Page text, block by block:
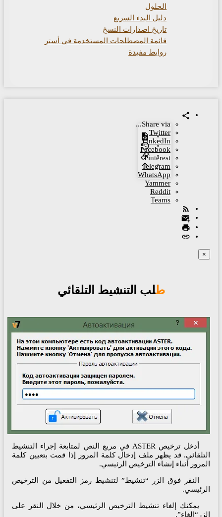
الحلول
دليل البدء السريع
تاريخ اصدارات النسخ
قائمة المصطلحات المستخدمة في أستر
روابط مفيدة
Share via...
Twitter
LinkedIn
Facebook
Pinterest
Telegram
WhatsApp
Yammer
Reddit
Teams
طلب التنشيط التلقائي
أدخل ترخيص ASTER في مربع النص لمتابعة إجراء التنشيط
قد يظهر ملف إدخال كلمة المرور إذا قمت بتعيين كلمة
أثناء إنشاء الترخيص الرئيسي.
النقر فوق الزر “تنشيط” لتنشيط رمز التفعيل من الترخيص
يمكنك إلغاء تنشيط الترخيص الرئيسي، من خلال النقر على